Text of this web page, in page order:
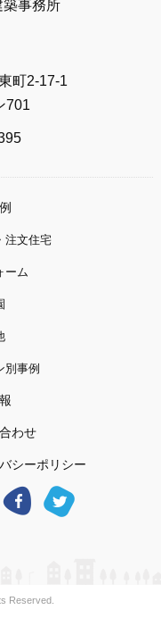
築事務所
町2-17-1
701
注文住宅
ーム
別事例
わせ
シーポリシー
Reserved.